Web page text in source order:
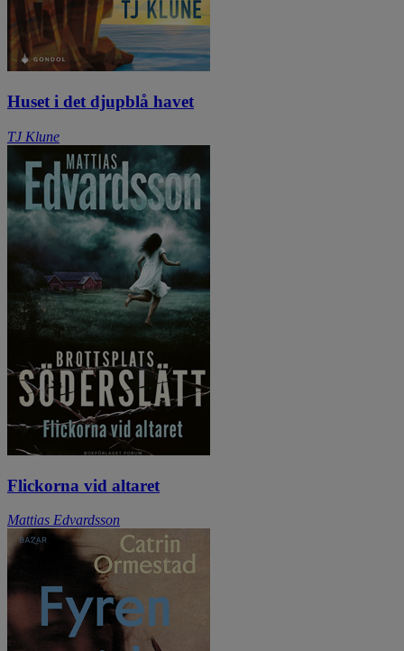
Huset i det djupblå havet
TJ Klune
Flickorna vid altaret
Mattias Edvardsson